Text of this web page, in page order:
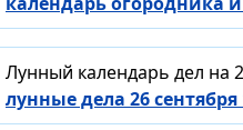
Лунный календарь дел на
лунные дела 26 сентября